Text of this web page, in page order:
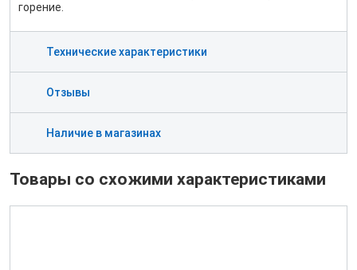
горение.
Технические характеристики
Отзывы
Наличие в магазинах
Товары со схожими характеристиками